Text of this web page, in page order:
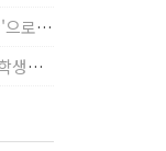
글로벌사회공헌단, '2020 디지털 SNU공헌단'으로 새로운 사회공헌에 도전
글로벌사회공헌단, 학생들이 기획/실천하는 ‘학생사회공헌단 프로젝트’ 진행